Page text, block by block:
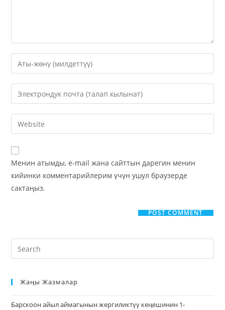
Менин атымды, e-mail жана сайттын дарегин менин
кийинки комментарийлерим үчүн ушул браузерде
сактаңыз.
Жаңы Жазмалар
Барскоон айыл аймагынын жергиликтүү кеңешинин 1-